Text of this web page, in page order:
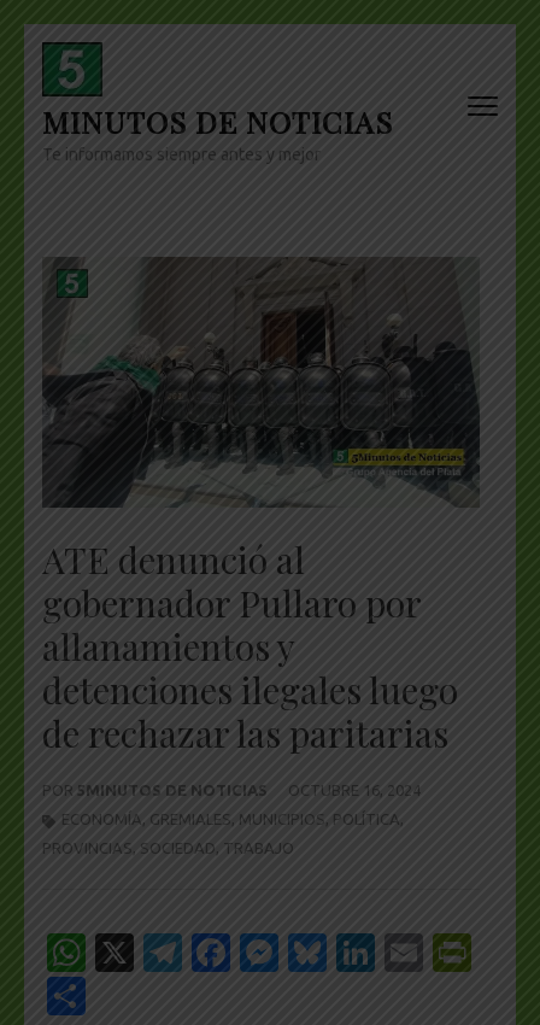
Skip
content
(Press
Enter)
MINUTOS DE NOTICIAS
Te informamos siempre antes y mejor
ATE denunció al
gobernador Pullaro por
allanamientos y
detenciones ilegales luego
de rechazar las paritarias
POR 5MINUTOS DE NOTICIAS
OCTUBRE 16, 2024
ECONOMÍA , GREMIALES, MUNICIPIOS , POLÍTICA,
PROVINCIAS, SOCIEDAD , TRABAJO
WhatsApp
X Telegram
Facebook
Messenger
Bluesky
LinkedIn
Email